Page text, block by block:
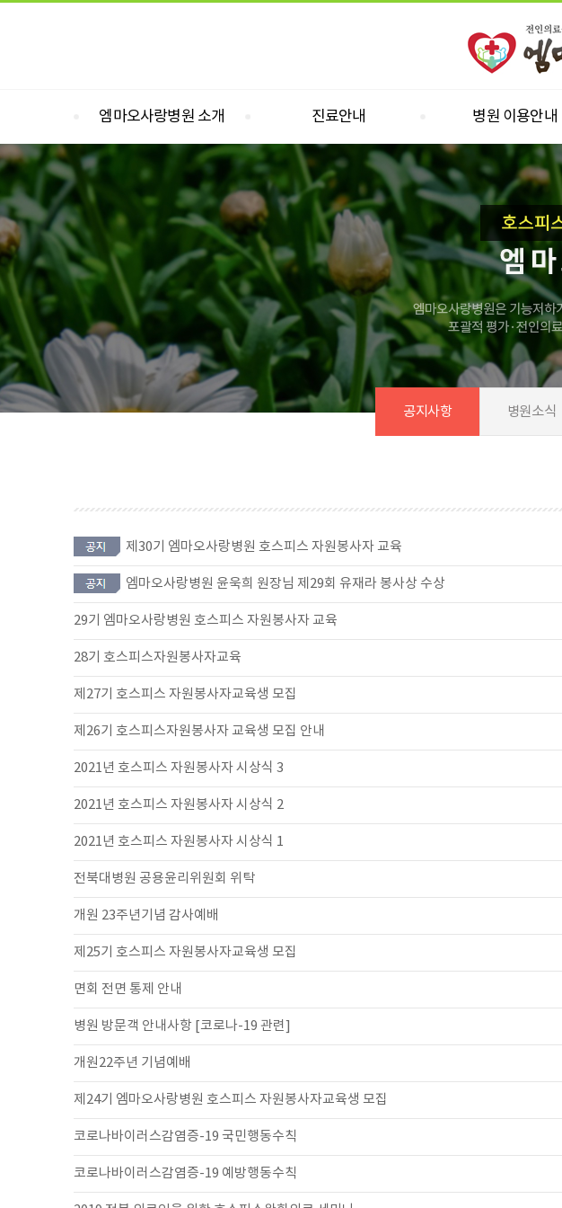
엠마오사랑병원 소개 진료안내 병원 이용안내
공지사항 병원소식
제30기 엠마오사랑병원 호스피스 자원봉사자 교육
엠마오사랑병원 윤욱희 원장님 제29회 유재라 봉사상 수상
29기 엠마오사랑병원 호스피스 자원봉사자 교육
28기 호스피스자원봉사자교육
제27기 호스피스 자원봉사자교육생 모집
제26기 호스피스자원봉사자 교육생 모집 안내
2021년 호스피스 자원봉사자 시상식 3
2021년 호스피스 자원봉사자 시상식 2
2021년 호스피스 자원봉사자 시상식 1
전북대병원 공용윤리위원회 위탁
개원 23주년기념 감사예배
제25기 호스피스 자원봉사자교육생 모집
면회 전면 통제 안내
병원 방문객 안내사항 [코로나-19 관련]
개원22주년 기념예배
제24기 엠마오사랑병원 호스피스 자원봉사자교육생 모집
코로나바이러스감염증-19 국민행동수칙
코로나바이러스감염증-19 예방행동수칙